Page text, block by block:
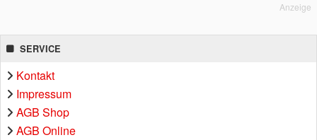
Anzeige
SERVICE
Kontakt
Impressum
AGB Shop
AGB Online